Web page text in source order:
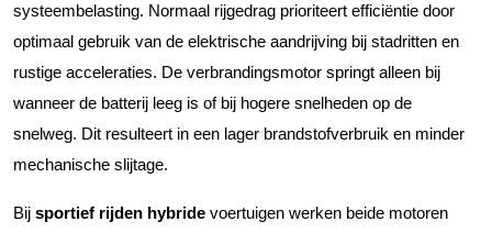
systeembelasting. Normaal rijgedrag prioriteert efficiëntie door
optimaal gebruik van de elektrische aandrijving bij stadritten en
rustige acceleraties. De verbrandingsmotor springt alleen bij
wanneer de batterij leeg is of bij hogere snelheden op de
snelweg. Dit resulteert in een lager brandstofverbruik en minder
mechanische slijtage.
Bij sportief rijden hybride voertuigen werken beide motoren